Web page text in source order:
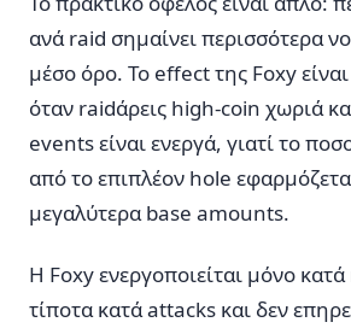
ανά raid σημαίνει περισσότερα
μέσο όρο. Το effect της Foxy
όταν raidάρεις high-coin χωριά
events είναι ενεργά, γιατί το
από το επιπλέον hole
μεγαλύτερα base amounts.
Η Foxy ενεργοποιείται μόνο
τίποτα κατά attacks και δεν